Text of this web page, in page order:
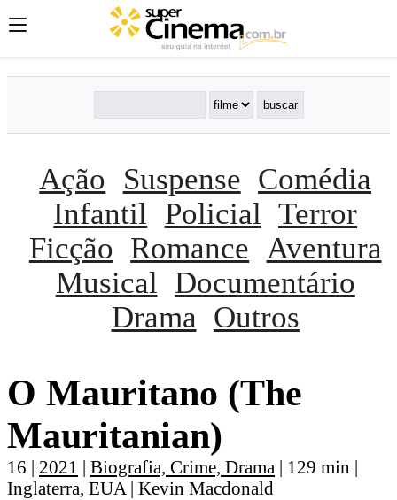
Ação Suspense Comédia
Infantil
Policial Terror
Ficção Romance Aventura
Musical
Documentário
Drama Outros
O Mauritano (The
Mauritanian)
16 | 2021 | Biografia, Crime, Drama | 129 min |
Inglaterra, EUA | Kevin Macdonald